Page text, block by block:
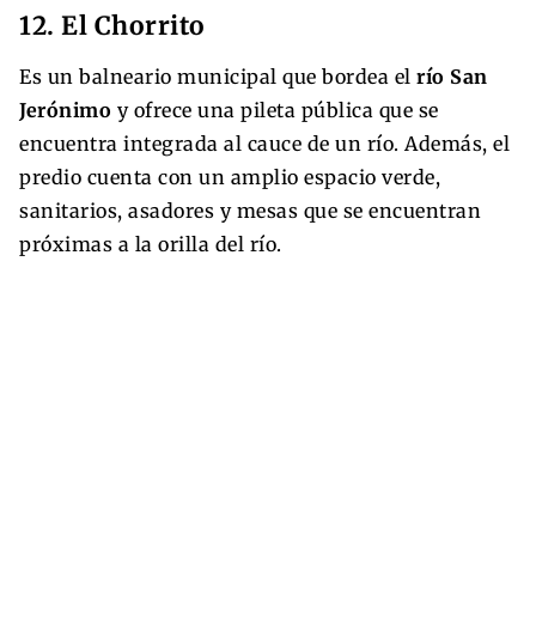
12. El Chorrito
Es un balneario municipal que bordea el río San
Jerónimo y ofrece una pileta pública que se
encuentra integrada al cauce de un río. Además, el
predio cuenta con un amplio espacio verde,
sanitarios, asadores y mesas que se encuentran
próximas a la orilla del río.